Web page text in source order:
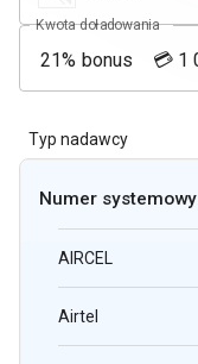
Kwota doładowania
Typ nadawcy
Numer systemowy
AIRCEL
Airtel